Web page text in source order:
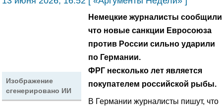
Изображение
сгенерировано ИИ
Немецкие журналисты
что новые санкции Евросоюза
против России сильно ударили
по Германии.
ФРГ несколько лет является
покупателем российской рыбы.
В Германии журналисты пишут, что